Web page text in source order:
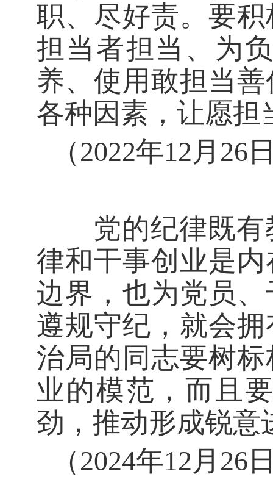
职、尽好责。要
担当者担当、为
养、使用敢担当
各种因素，让愿担
（2022年12月
党的纪律既有
律和干事创业是
边界，也为党员
遵规守纪，就会
治局的同志要树
业的模范，而且
劲，推动形成锐意
（2024年12月